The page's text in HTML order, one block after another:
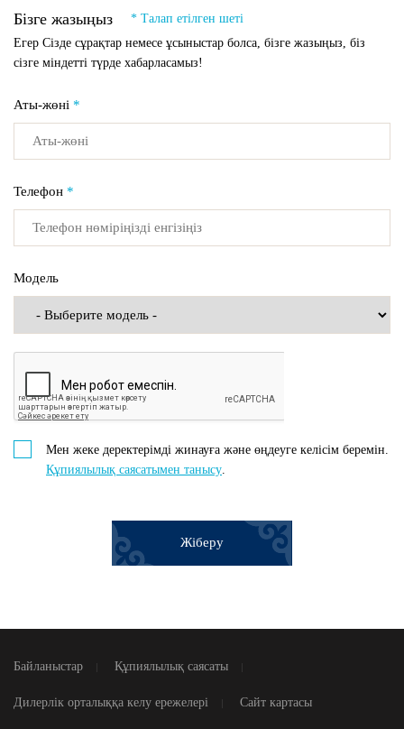
Бізге жазыңыз
* Талап етілген шеті
Егер Сізде сұрақтар немесе ұсыныстар болса, бізге жазыңыз, біз
сізге міндетті түрде хабарласамыз!
Аты-жөні *
Телефон *
Модель
Мен жеке деректерімді жинауға және өңдеуге келісім беремін.
Құпиялылық саясатымен танысу
Жіберу
Байланыстар Құпиялылық саясаты
Дилерлік орталыққа келу ережелері Сайт картасы